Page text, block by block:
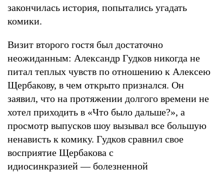
закончилась история, попытались угадать
комики.
Визит второго гостя был достаточно
неожиданным: Александр Гудков никогда не
питал теплых чувств по отношению к Алексею
Щербакову, в чем открыто признался. Он
заявил, что на протяжении долгого времени не
хотел приходить в «Что было дальше?», а
просмотр выпусков шоу вызывал все большую
ненависть к комику. Гудков сравнил свое
восприятие Щербакова с
идиосинкразией — болезненной